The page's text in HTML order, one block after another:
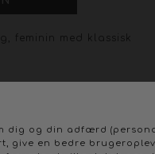
feminin med klassisk
langs kanten.
uden at virke sjusket.